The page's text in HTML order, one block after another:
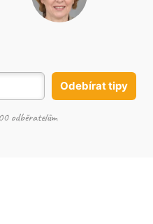
Odebírat tipy